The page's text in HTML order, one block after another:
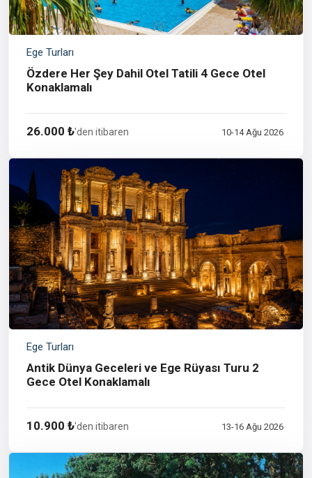
Ege Turları
Özdere Her Şey Dahil Otel Tatili 4 Gece Otel
Konaklamalı
26.000 ₺'den itibaren 10-14 Ağu 2026
Ege Turları
Antik Dünya Geceleri ve Ege Rüyası Turu 2
Gece Otel Konaklamalı
10.900 ₺'den itibaren 13-16 Ağu 2026